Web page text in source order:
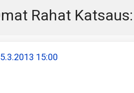
Rahat
5.3.2013 15:00